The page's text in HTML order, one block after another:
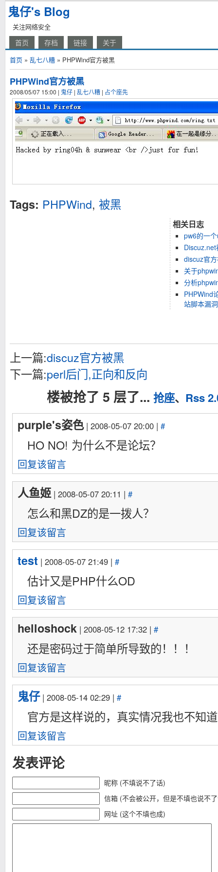
鬼仔's Blog
关注网络安全
首页 存档 链接 关于
首页 » 乱七八糟 » PHPWind官方被黑
PHPWind官方被黑
2008/05/07 15:00 | 鬼仔 | 乱七八糟 | 占个座先
Tags: PHPWind, 被黑
相关日志
pw6的一
discuz官
关于
分析
PHPWind
站脚本漏
上一篇:discuz官方被黑
下一篇:perl后门,正向和反向
楼被抢了 5 层了... 抢座、 Rss
purple's姿色| 2008-05-07 20:00 | #
HO NO! 为什么不是论坛？
回复该留言
人鱼姬| 2008-05-07 20:11 | #
怎么和黑DZ的是一拨人？
回复该留言
test | 2008-05-07 21:49 | #
估计又是PHP什么OD
回复该留言
helloshock | 2008-05-12 17:32 | #
还是密码过于简单所导致的！！！
回复该留言
鬼仔| 2008-05-14 02:29 | #
官方是这样说的，真实情况我也不知
回复该留言
发表评论
昵称 (不填说不了话)
信箱 (不会被公开，但是不填也说不
网址 (这个不填也成)